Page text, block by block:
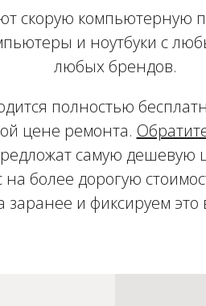
скорую компьютерную
и ноутбуки с
любых брендов.
полностью
цене ремонта.
самую дешевую
на более дорогую
заранее и фиксируем это